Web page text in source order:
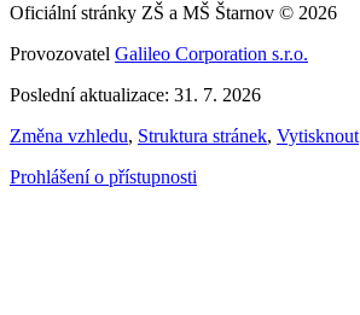
Oficiální stránky ZŠ a MŠ Štarnov © 2026
Provozovatel Galileo Corporation s.r.o.
Poslední aktualizace: 31. 7. 2026
Změna vzhledu, Struktura stránek, Vytisknout
Prohlášení o přístupnosti